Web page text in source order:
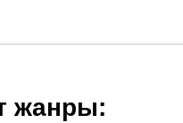
жанры: